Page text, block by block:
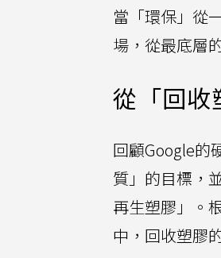
當「環保」從
場，從最底層
從「回收
回顧Google的
質」的目標，
再生塑膠」。
中，回收塑膠